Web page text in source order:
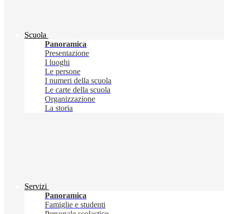
Scuola
Panoramica
Presentazione
I luoghi
Le persone
I numeri della scuola
Le carte della scuola
Organizzazione
La storia
Servizi
Panoramica
Famiglie e studenti